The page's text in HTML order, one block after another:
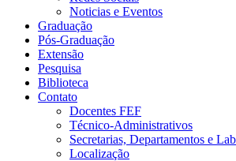
Noticias e Eventos
Graduação
Pós-Graduação
Extensão
Pesquisa
Biblioteca
Contato
Docentes FEF
Técnico-Administrativos
Secretarias, Departamentos e
Localização